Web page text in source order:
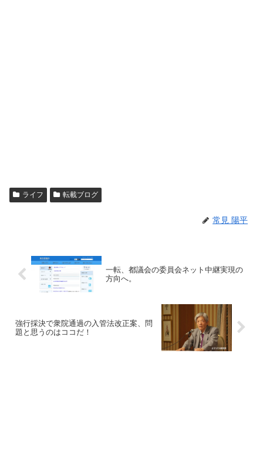
ライフ 転載ブログ
常見 陽平
一転、都議会の委員会ネット中継実現の
方向へ。
強行採決で衆院通過の入管法改正案、問
題と思うのはココだ！